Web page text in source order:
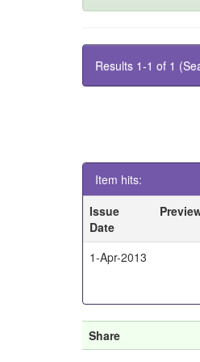
Results 1-1 of 1
Item hits:
Issue
Date
1-Apr-2013
Share